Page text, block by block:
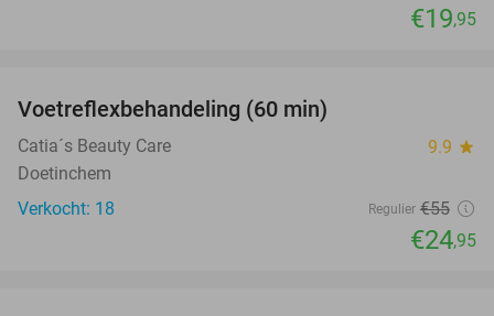
€19,95
Voetreflexbehandeling (60 min)
Catia´s Beauty Care 9.9 star
Doetinchem
Verkocht: 18
Regulier €55
€24,95